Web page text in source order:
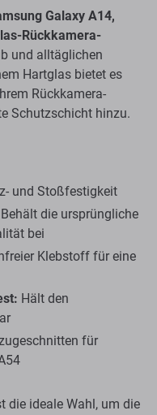
Galaxy A14,
Rückkamera-
und alltäglichen
Hartglas bietet es
Rückkamera-
Schutzschicht hinzu.
und Stoßfestigkeit
Behält die ursprüngliche
bei
Klebstoff für eine
Hält den
für
die ideale Wahl, um die